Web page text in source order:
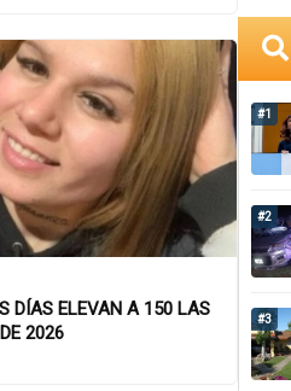
DÍAS ELEVAN A 150 LAS
2026
#1
#2
#3